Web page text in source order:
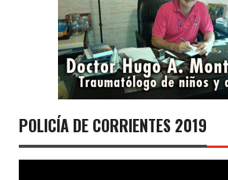
POLICÍA DE CORRIENTES 2019